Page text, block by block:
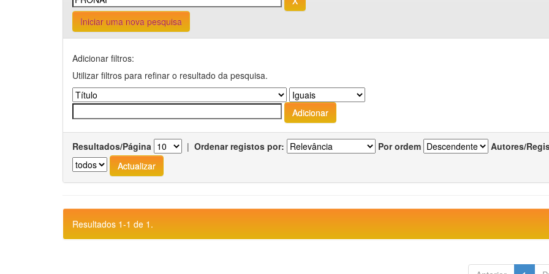
Iniciar uma nova pesquisa
Adicionar filtros:
Utilizar filtros para refinar o resultado da pesquisa.
Resultados/Página | Ordenar registos por: Por ordem Autores/
Resultados 1-1 de 1.